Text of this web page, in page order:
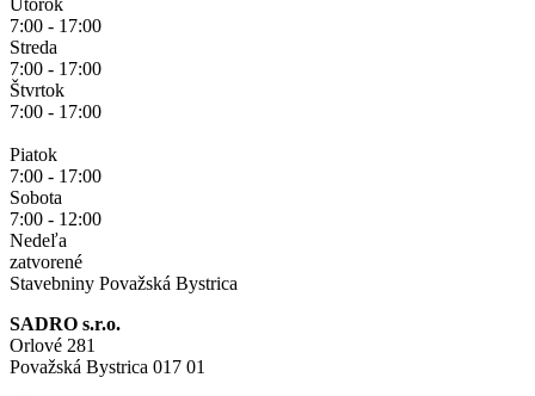
Utorok
7:00 - 17:00
Streda
7:00 - 17:00
Štvrtok
7:00 - 17:00
Piatok
7:00 - 17:00
Sobota
7:00 - 12:00
Nedeľa
zatvorené
Stavebniny Považská Bystrica
SADRO s.r.o.
Orlové 281
Považská Bystrica 017 01